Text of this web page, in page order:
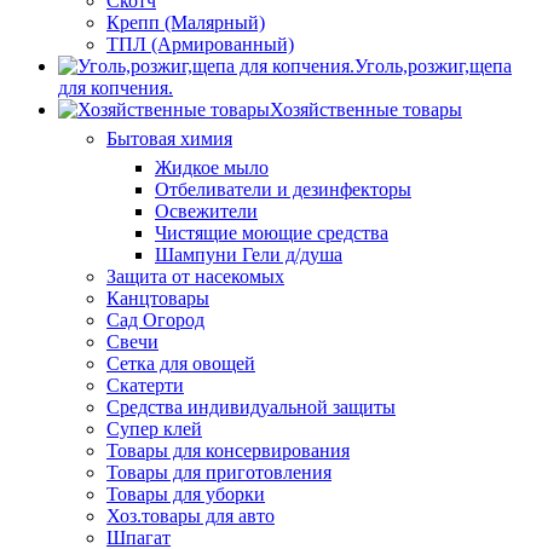
Крепп (Малярный)
ТПЛ (Армированный)
Уголь,розжиг,щепа
для копчения.
Хозяйственные товары
Бытовая химия
Жидкое мыло
Отбеливатели и дезинфекторы
Освежители
Чистящие моющие средства
Шампуни Гели д/душа
Защита от насекомых
Канцтовары
Сад Огород
Свечи
Сетка для овощей
Скатерти
Средства индивидуальной защиты
Супер клей
Товары для консервирования
Товары для приготовления
Товары для уборки
Хоз.товары для авто
Шпагат